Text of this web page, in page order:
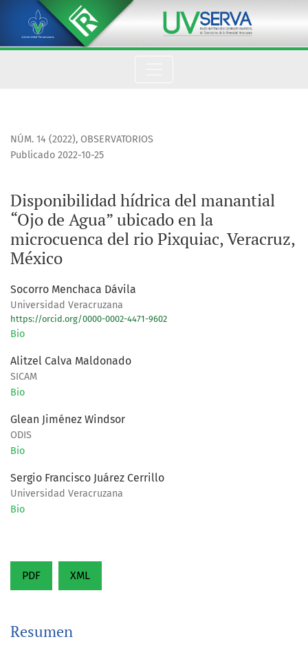
Disponibilidad hídrica del manantial “Ojo de Agua” ubicado
NÚM. 14 (2022), OBSERVATORIOS
Disponibilidad hídrica del manantial
“Ojo de Agua” ubicado en la
microcuenca del rio Pixquiac, Veracruz,
México
Publicado 2022-10-25
Socorro Menchaca Dávila
Universidad Veracruzana
https://orcid.org/0000-0002-4471-9602
Bio
Alitzel Calva Maldonado
SICAM
Bio
Glean Jiménez Windsor
ODIS
Bio
Sergio Francisco Juárez Cerrillo
Universidad Veracruzana
Bio
PDF XML
Resumen